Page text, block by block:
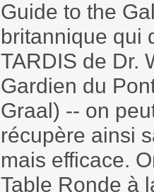
Guide to the
britannique qui
TARDIS de Dr.
Gardien du
Graal) -- on
récupère ainsi
mais efficace.
Table Ronde à